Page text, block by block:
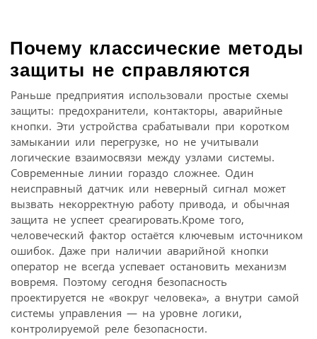
Почему классические методы
защиты не справляются
Раньше предприятия использовали простые схемы
защиты: предохранители, контакторы, аварийные
кнопки. Эти устройства срабатывали при коротком
замыкании или перегрузке, но не учитывали
логические взаимосвязи между узлами системы.
Современные линии гораздо сложнее. Один
неисправный датчик или неверный сигнал может
вызвать некорректную работу привода, и обычная
защита не успеет среагировать.Кроме того,
человеческий фактор остаётся ключевым источником
ошибок. Даже при наличии аварийной кнопки
оператор не всегда успевает остановить механизм
вовремя. Поэтому сегодня безопасность
проектируется не «вокруг человека», а внутри самой
системы управления — на уровне логики,
контролируемой реле безопасности.